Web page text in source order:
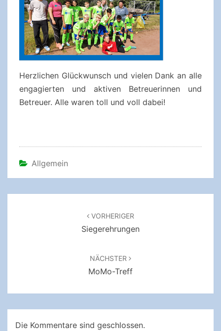
Herzlichen Glückwunsch und vielen Dank an alle
engagierten und aktiven Betreuerinnen und
Betreuer. Alle waren toll und voll dabei!
Allgemein
VORHERIGER
Siegerehrungen
NÄCHSTER
MoMo-Treff
Die Kommentare sind geschlossen.